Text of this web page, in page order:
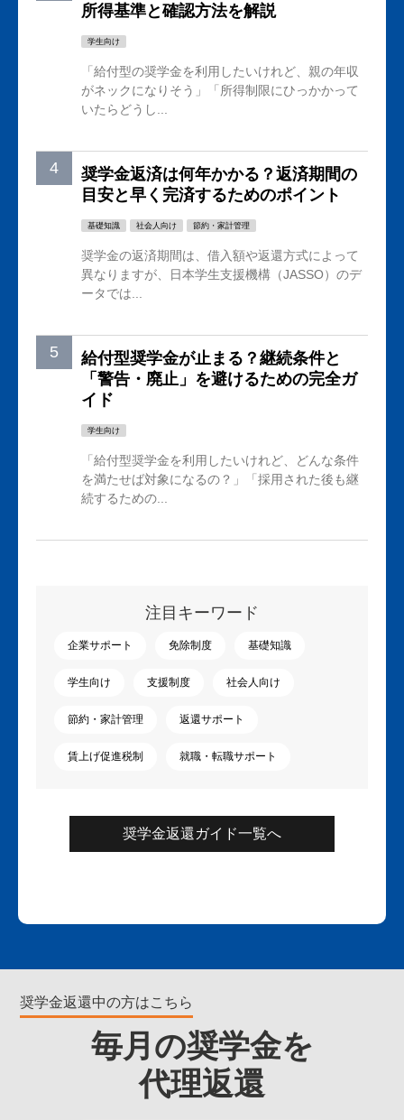
所得基準と確認方法を解説
学生向け
「給付型の奨学金を利用したいけれど、親の年収
がネックになりそう」「所得制限にひっかかって
いたらどうし...
奨学金返済は何年かかる？返済期間の
目安と早く完済するためのポイント
基礎知識 社会人向け 節約・家計管理
奨学金の返済期間は、借入額や返還方式によって
異なりますが、日本学生支援機構（JASSO）のデ
ータでは...
給付型奨学金が止まる？継続条件と
「警告・廃止」を避けるための完全ガ
イド
学生向け
「給付型奨学金を利用したいけれど、どんな条件
を満たせば対象になるの？」「採用された後も継
続するための...
注目キーワード
企業サポート 免除制度 基礎知識
学生向け 支援制度 社会人向け
節約・家計管理 返還サポート
賃上げ促進税制 就職・転職サポート
奨学金返還ガイド一覧へ
奨学金返還中の方はこちら
毎月の奨学金を
代理返還